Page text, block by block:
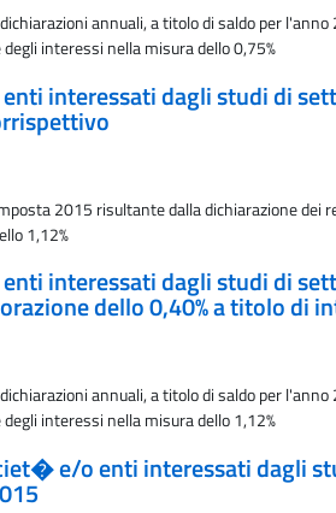
annuali, a titolo di saldo per
interessi nella misura dello 0,75%
interessati dagli studi di
2015 risultante dalla dichiarazione dei
1,12%
interessati dagli studi di
dello 0,40% a titolo di
annuali, a titolo di saldo per
interessi nella misura dello 1,12%
e/o enti interessati dagli